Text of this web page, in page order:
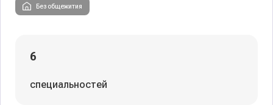
Без общежития
6
специальностей